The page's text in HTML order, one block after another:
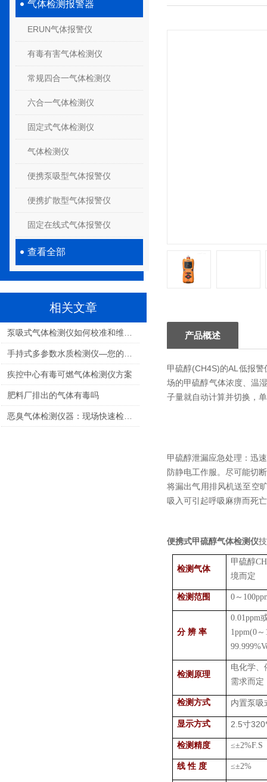
气体检测报警器
ERUN气体报警仪
有毒有害气体检测仪
常规四合一气体检测仪
六合一气体检测仪
固定式气体检测仪
气体检测仪
便携泵吸型气体报警仪
便携扩散型气体报警仪
固定在线式气体报警仪
查看全部
相关文章
疾控中心有毒可燃气体检测仪方案
肥料厂排出的气体有毒吗
产品概述
甲硫醇(CH4S)的AL低报
场的甲硫醇气体浓度、温
子量就自动计算并切换，
甲硫醇泄漏应急处理：迅
防静电工作服。尽可能切
将漏出气用排风机送至空
吸入可引起呼吸麻痹而死
便携式甲硫醇气体检测仪
检测气体
甲硫醇
境而定
检测范围 0 ～
分 辨 率
0.01ppm
1ppm(0 ～
检测原理
电化学、
需求而定
检测方式 内置泵吸
显示方式 2.5寸
检测精度 ≤±
线 性 度 ≤±2%